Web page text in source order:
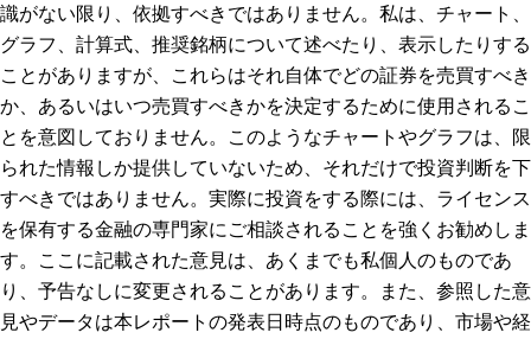
識がない限り、依拠すべきではありません。私は、チャート、
グラフ、計算式、推奨銘柄について述べたり、表示したりする
ことがありますが、これらはそれ自体でどの証券を売買すべき
か、あるいはいつ売買すべきかを決定するために使用されるこ
とを意図しておりません。このようなチャートやグラフは、限
られた情報しか提供していないため、それだけで投資判断を下
すべきではありません。実際に投資をする際には、ライセンス
を保有する金融の専門家にご相談されることを強くお勧めしま
す。ここに記載された意見は、あくまでも私個人のものであ
り、予告なしに変更されることがあります。また、参照した意
見やデータは本レポートの発表日時点のものであり、市場や経